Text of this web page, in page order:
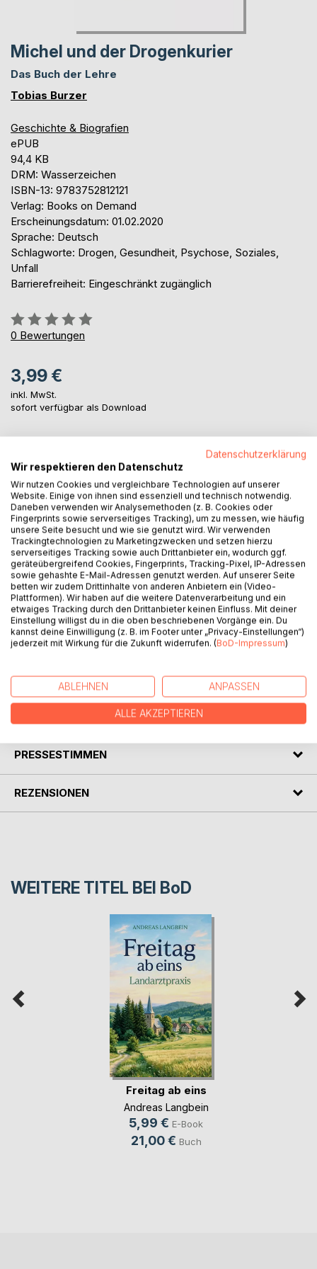
Michel und der Drogenkurier
Das Buch der Lehre
Tobias Burzer
Geschichte & Biografien
ePUB
94,4 KB
DRM: Wasserzeichen
ISBN-13: 9783752812121
Verlag: Books on Demand
Erscheinungsdatum: 01.02.2020
Sprache: Deutsch
Schlagworte: Drogen, Gesundheit, Psychose, Soziales,
Unfall
Barrierefreiheit: Eingeschränkt zugänglich
Bewertung::
0%
0 Bewertungen
3,99 €
inkl. MwSt.
sofort verfügbar als Download
Auf die Merkliste
Titel bewerten
BESCHREIBUNG
dessen Folgen.
PRESSESTIMMEN
REZENSIONEN
WEITERE TITEL BEI BoD
Freitag ab eins
Andreas Langbein
5,99 € E-Book
21,00 € Buch
Datenschutzerklärung
Wir respektieren den Datenschutz
Wir nutzen Cookies und vergleichbare Technologien auf unserer
Website. Einige von ihnen sind essenziell und technisch notwendig.
Daneben verwenden wir Analysemethoden (z. B. Cookies oder
Fingerprints sowie serverseitiges Tracking), um zu messen, wie häufig
unsere Seite besucht und wie sie genutzt wird. Wir verwenden
Trackingtechnologien zu Marketingzwecken und setzen hierzu
serverseitiges Tracking sowie auch Drittanbieter ein, wodurch ggf.
geräteübergreifend Cookies, Fingerprints, Tracking-Pixel, IP-Adressen
sowie gehashte E-Mail-Adressen genutzt werden. Auf unserer Seite
betten wir zudem Drittinhalte von anderen Anbietern ein (Video-
Plattformen). Wir haben auf die weitere Datenverarbeitung und ein
etwaiges Tracking durch den Drittanbieter keinen Einfluss. Mit deiner
Einstellung willigst du in die oben beschriebenen Vorgänge ein. Du
kannst deine Einwilligung (z. B. im Footer unter „Privacy-Einstellungen“)
jederzeit mit Wirkung für die Zukunft widerrufen. (BoD-Impressum)
ABLEHNEN ANPASSEN
ALLE AKZEPTIEREN